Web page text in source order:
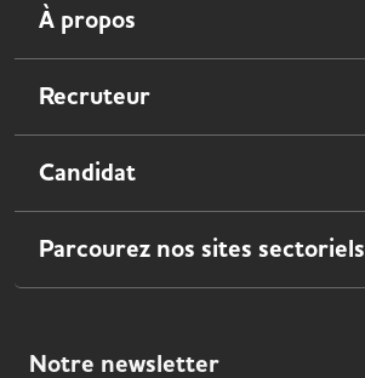
À propos
Recruteur
Candidat
Parcourez nos sites sectoriels
Notre newsletter